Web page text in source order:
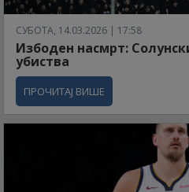
СУБОТА, 14.03.2026 | 17:58
Избоден насмрт:
убиства
ПРОЧИТАЈ ВИШЕ